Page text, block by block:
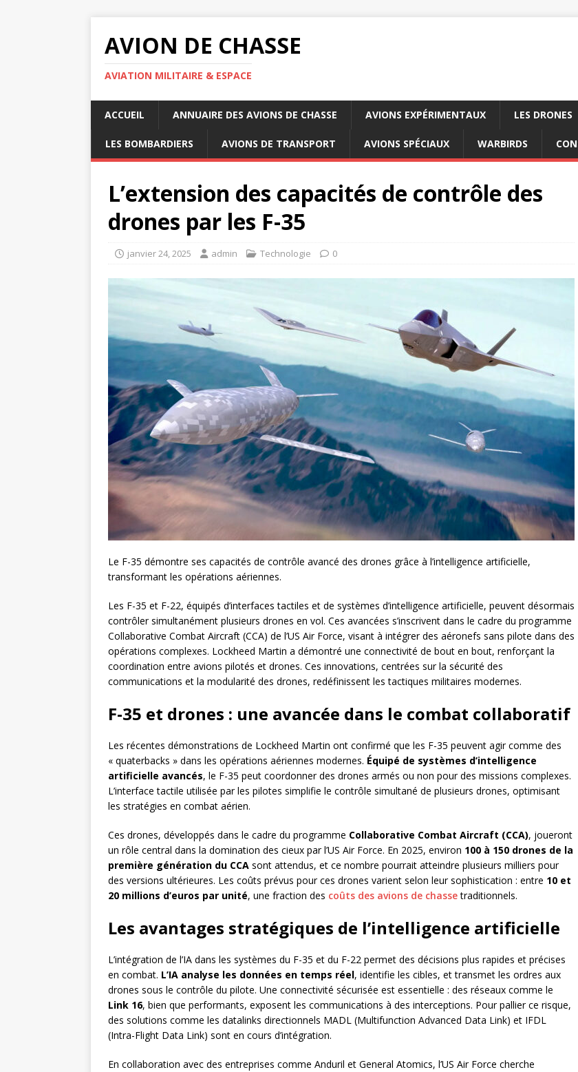
AVION DE CHASSE
AVIATION MILITAIRE & ESPACE
ACCUEIL ANNUAIRE DES AVIONS DE CHASSE AVIONS EXPÉRIMENTAUX LES DRONES
LES BOMBARDIERS AVIONS DE TRANSPORT AVIONS SPÉCIAUX WARBIRDS
L’extension des capacités de contrôle des
drones par les F-35
janvier 24, 2025 admin Technologie 0
Le F-35 démontre ses capacités de contrôle avancé des drones grâce à l’intelligence artificielle,
transformant les opérations aériennes.
Les F-35 et F-22, équipés d’interfaces tactiles et de systèmes d’intelligence artificielle, peuvent désormais
contrôler simultanément plusieurs drones en vol. Ces avancées s’inscrivent dans le cadre du programme
Collaborative Combat Aircraft (CCA) de l’US Air Force, visant à intégrer des aéronefs sans pilote dans des
opérations complexes. Lockheed Martin a démontré une connectivité de bout en bout, renforçant la
coordination entre avions pilotés et drones. Ces innovations, centrées sur la sécurité des
communications et la modularité des drones, redéfinissent les tactiques militaires modernes.
F-35 et drones : une avancée dans le combat collaboratif
Les récentes démonstrations de Lockheed Martin ont confirmé que les F-35 peuvent agir comme des
« quaterbacks » dans les opérations aériennes modernes. Équipé de systèmes d’intelligence
artificielle avancés, le F-35 peut coordonner des drones armés ou non pour des missions complexes.
L’interface tactile utilisée par les pilotes simplifie le contrôle simultané de plusieurs drones, optimisant
les stratégies en combat aérien.
Ces drones, développés dans le cadre du programme Collaborative Combat Aircraft (CCA), joueront
un rôle central dans la domination des cieux par l’US Air Force. En 2025, environ 100 à 150 drones de la
première génération du CCA sont attendus, et ce nombre pourrait atteindre plusieurs milliers pour
des versions ultérieures. Les coûts prévus pour ces drones varient selon leur sophistication : entre 10 et
20 millions d’euros par unité, une fraction des coûts des avions de chassetraditionnels.
Les avantages stratégiques de l’intelligence artificielle
L’intégration de l’IA dans les systèmes du F-35 et du F-22 permet des décisions plus rapides et précises
en combat. L’IA analyse les données en temps réel, identifie les cibles, et transmet les ordres aux
drones sous le contrôle du pilote. Une connectivité sécurisée est essentielle : des réseaux comme le
Link 16, bien que performants, exposent les communications à des interceptions. Pour pallier ce risque,
des solutions comme les datalinks directionnels MADL (Multifunction Advanced Data Link) et IFDL
(Intra-Flight Data Link) sont en cours d’intégration.
En collaboration avec des entreprises comme Anduril et General Atomics, l’US Air Force cherche